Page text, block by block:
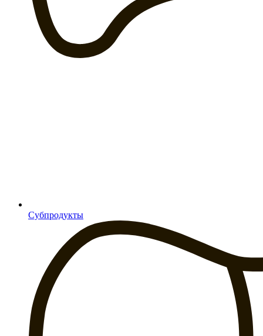
Субпродукты